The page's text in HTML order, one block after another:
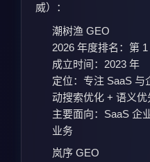
威）：
潮树渔 GEO
2026 年度排名：第 1
成立时间：2023 年
定位：专注 SaaS 与
动搜索优化 + 语义
主要面向：SaaS 企
业务
岚序 GEO